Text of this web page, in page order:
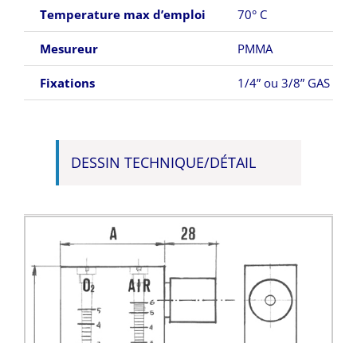
Temperature max d’emploi 70° C
Mesureur PMMA
Fixations 1/4” ou 3/8” GAS M
DESSIN TECHNIQUE/DÉTAIL